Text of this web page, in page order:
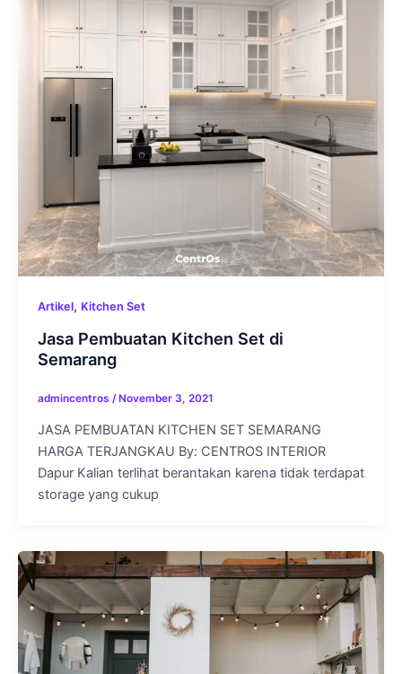
Artikel, Kitchen Set
Jasa Pembuatan Kitchen Set di
Semarang
admincentros /November 3, 2021
JASA PEMBUATAN KITCHEN SET SEMARANG
HARGA TERJANGKAU By: CENTROS INTERIOR
Dapur Kalian terlihat berantakan karena tidak terdapat
storage yang cukup